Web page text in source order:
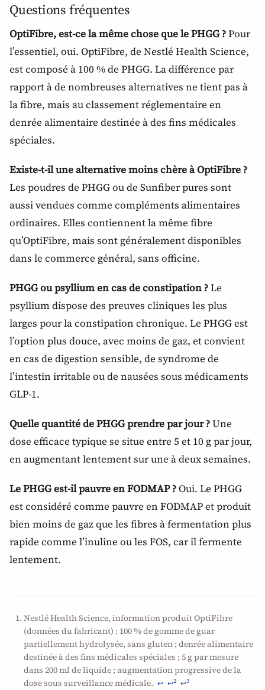
Questions fréquentes
OptiFibre, est-ce la même chose que le PHGG ?Pour
l’essentiel, oui. OptiFibre, de Nestlé Health Science,
est composé à 100 % de PHGG. La différence par
rapport à de nombreuses alternatives ne tient pas à
la fibre, mais au classement réglementaire en
denrée alimentaire destinée à des fins médicales
spéciales.
Existe-t-il une alternative moins chère à OptiFibre ?
Les poudres de PHGG ou de Sunfiber pures sont
aussi vendues comme compléments alimentaires
ordinaires. Elles contiennent la même fibre
qu’OptiFibre, mais sont généralement disponibles
dans le commerce général, sans officine.
PHGG ou psyllium en cas de constipation ?Le
psyllium dispose des preuves cliniques les plus
larges pour la constipation chronique. Le PHGG est
l’option plus douce, avec moins de gaz, et convient
en cas de digestion sensible, de syndrome de
l’intestin irritable ou de nausées sous médicaments
GLP-1.
Quelle quantité de PHGG prendre par jour ?Une
dose efficace typique se situe entre 5 et 10 g par jour,
en augmentant lentement sur une à deux semaines.
Le PHGG est-il pauvre en FODMAP ?Oui. Le PHGG
est considéré comme pauvre en FODMAP et produit
bien moins de gaz que les fibres à fermentation plus
rapide comme l’inuline ou les FOS, car il fermente
lentement.
Nestlé Health Science, information produit OptiFibre
(données du fabricant) : 100 % de gomme de guar
partiellement hydrolysée, sans gluten ; denrée alimentaire
destinée à des fins médicales spéciales ; 5 g par mesure
dans 200 ml de liquide ; augmentation progressive de la
dose sous surveillance médicale. ↩ ↩2 ↩3